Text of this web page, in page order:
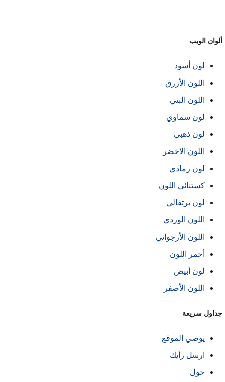
الويب
لون أسود
اللون الأزرق
اللون البني
لون سماوي
لون ذهبي
اللون الاخضر
لون رمادي
كستنائي اللون
لون برتقالي
اللون الوردي
اللون الأرجواني
أحمر اللون
لون أبيض
اللون الأصفر
سريعة
يوصي الموقع
ارسل رأيك
حول